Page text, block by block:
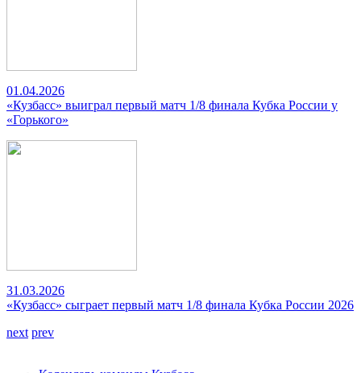
01.04.2026
«Кузбасс» выиграл первый матч 1/8 финала Кубка России у
«Горького»
31.03.2026
«Кузбасс» сыграет первый матч 1/8 финала Кубка России 2026
next prev